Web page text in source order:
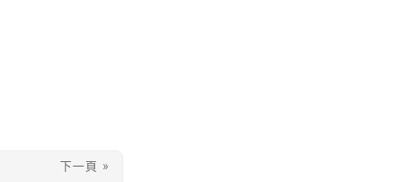
下一頁 »